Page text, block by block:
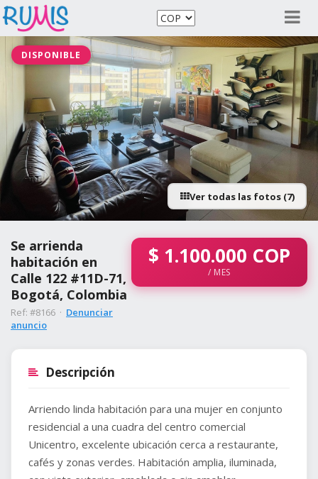
DISPONIBLE
Ver todas las fotos (7)
Se arrienda
habitación en
Calle 122 #11D-71,
Bogotá, Colombia
Ref: #8166 · Denunciar
anuncio
$ 1.100.000 COP
/ MES
Descripción
Arriendo linda habitación para una mujer en conjunto
residencial a una cuadra del centro comercial
Unicentro, excelente ubicación cerca a restaurante,
cafés y zonas verdes. Habitación amplia, iluminada,